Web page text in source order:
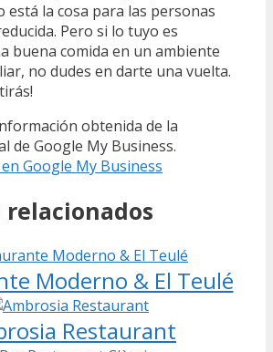
está la cosa para las personas
Pero si lo tuyo es
buena comida en un ambiente
no dudes en darte una vuelta.
obtenida de la
de Google My Business.
Google My Business
Moderno & El Teulé
Restaurant